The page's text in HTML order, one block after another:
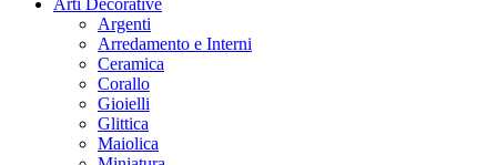
Arti Decorative
Argenti
Arredamento e Interni
Ceramica
Corallo
Gioielli
Glittica
Maiolica